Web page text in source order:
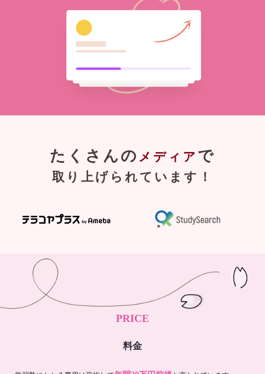
たくさんの メディア で
取り上げられています！
PRICE
料金